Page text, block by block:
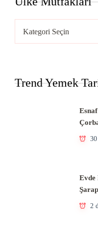
Mutfakları
Trend Yemek
Evde
2